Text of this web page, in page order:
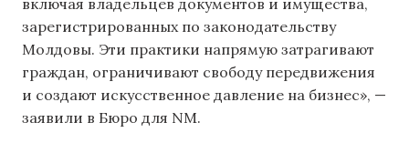
включая владельцев документов и имущества,
зарегистрированных по законодательству
Молдовы. Эти практики напрямую затрагивают
граждан, ограничивают свободу передвижения
и создают искусственное давление на бизнес», —
заявили в Бюро для NM.